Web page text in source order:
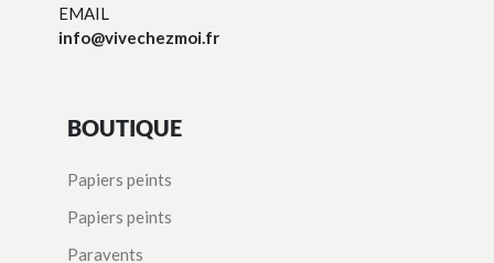
EMAIL
info@vivechezmoi.fr
BOUTIQUE
Papiers peints
Papiers peints
Paravents